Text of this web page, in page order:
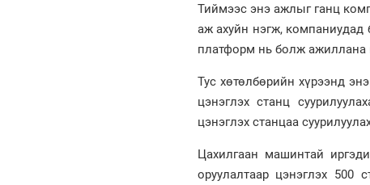
Тиймээс энэ ажлыг ганц
аж ахуйн нэгж, компаниудад
платформ нь болж ажиллана
Тус хөтөлбөрийн хүрээнд
цэнэглэх станц
цэнэглэх станцаа
Цахилгаан машинтай
оруулалтаар цэнэглэх 500